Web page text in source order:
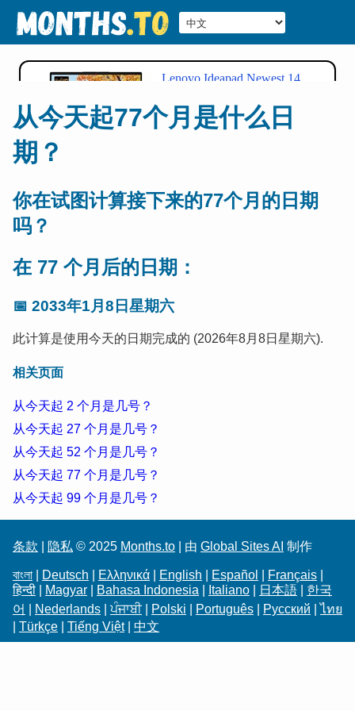
从今天起77个月是什么日
期？
你在试图计算接下来的77个月的日期
吗？
在 77 个月后的日期：
📅 2033年1月8日星期六
此计算是使用今天的日期完成的 (2026年8月8日星期六).
相关页面
从今天起 2 个月是几号？
从今天起 27 个月是几号？
从今天起 52 个月是几号？
从今天起 77 个月是几号？
从今天起 99 个月是几号？
条款 隐私 © 2025 Months.to | 由 Global Sites AI 制作
বাংলা Deutsch Ελληνικά English Español Français
हिन्दी
Magyar Bahasa Indonesia Italiano 日本語
한국
어
Nederlands |ਪੰਜਾਬੀ| Polski Português Русский |ไทย
Türkçe Tiếng Việt| 中文